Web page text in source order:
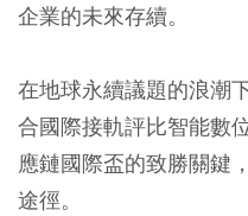
企業的未來存續。
在地球永續議題的浪潮
合國際接軌評比智能數
應鏈國際盃的致勝關鍵
途徑。